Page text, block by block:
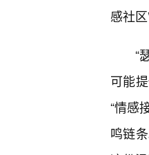
感社区
“
可能
“情感
鸣链